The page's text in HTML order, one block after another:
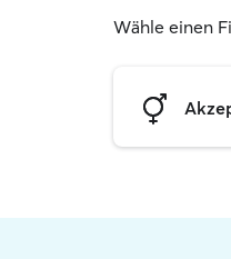
Wähle einen